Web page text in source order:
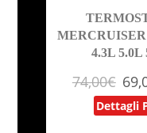
4.3L 5.0L
74,00€
Dettagli